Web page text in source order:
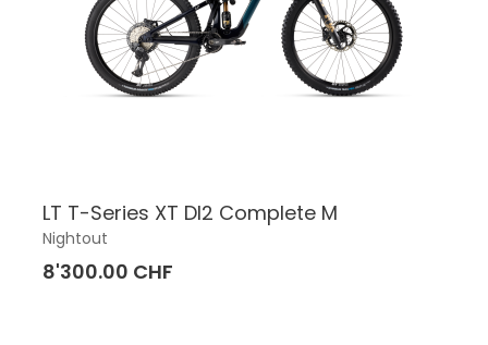
LT T-Series XT DI2 Complete M
Nightout
8'300.00 CHF